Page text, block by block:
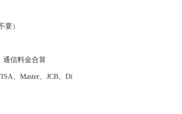
度を利用して、若狭町
要）
通信料金合算
、Master、JCB、Di